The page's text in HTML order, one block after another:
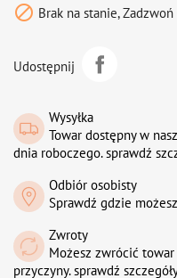
 Brak na stanie,
Udostępnij
Wysyłka
Towar dostępny w
dnia roboczego. sprawdź
Odbiór osobisty
Sprawdź gdzie
Zwroty
Możesz zwrócić
przyczyny. sprawdź